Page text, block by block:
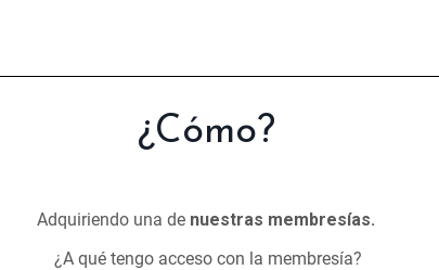
¿Cómo?
Adquiriendo una de nuestras membresías.
¿A qué tengo acceso con la membresía?